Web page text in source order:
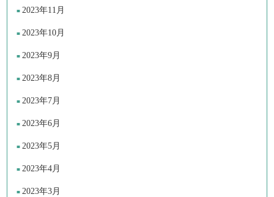
2023年11月
2023年10月
2023年9月
2023年8月
2023年7月
2023年6月
2023年5月
2023年4月
2023年3月